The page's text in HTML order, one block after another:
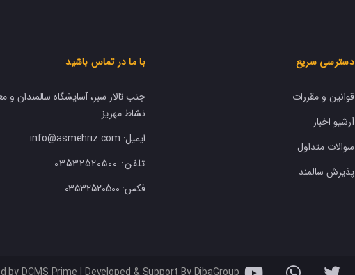
دسترسی سریع
قوانین و مقررات
آرشیو اخبار
سوالات متداول
پذیرش سالمند
با ما در تماس باشید
جنب تالار سبز، آسایشگاه سالمندان و
نشاط مهریز
ایمیل: info@asmehriz.com
تلفن: 03532520500
فکس: 03532520500